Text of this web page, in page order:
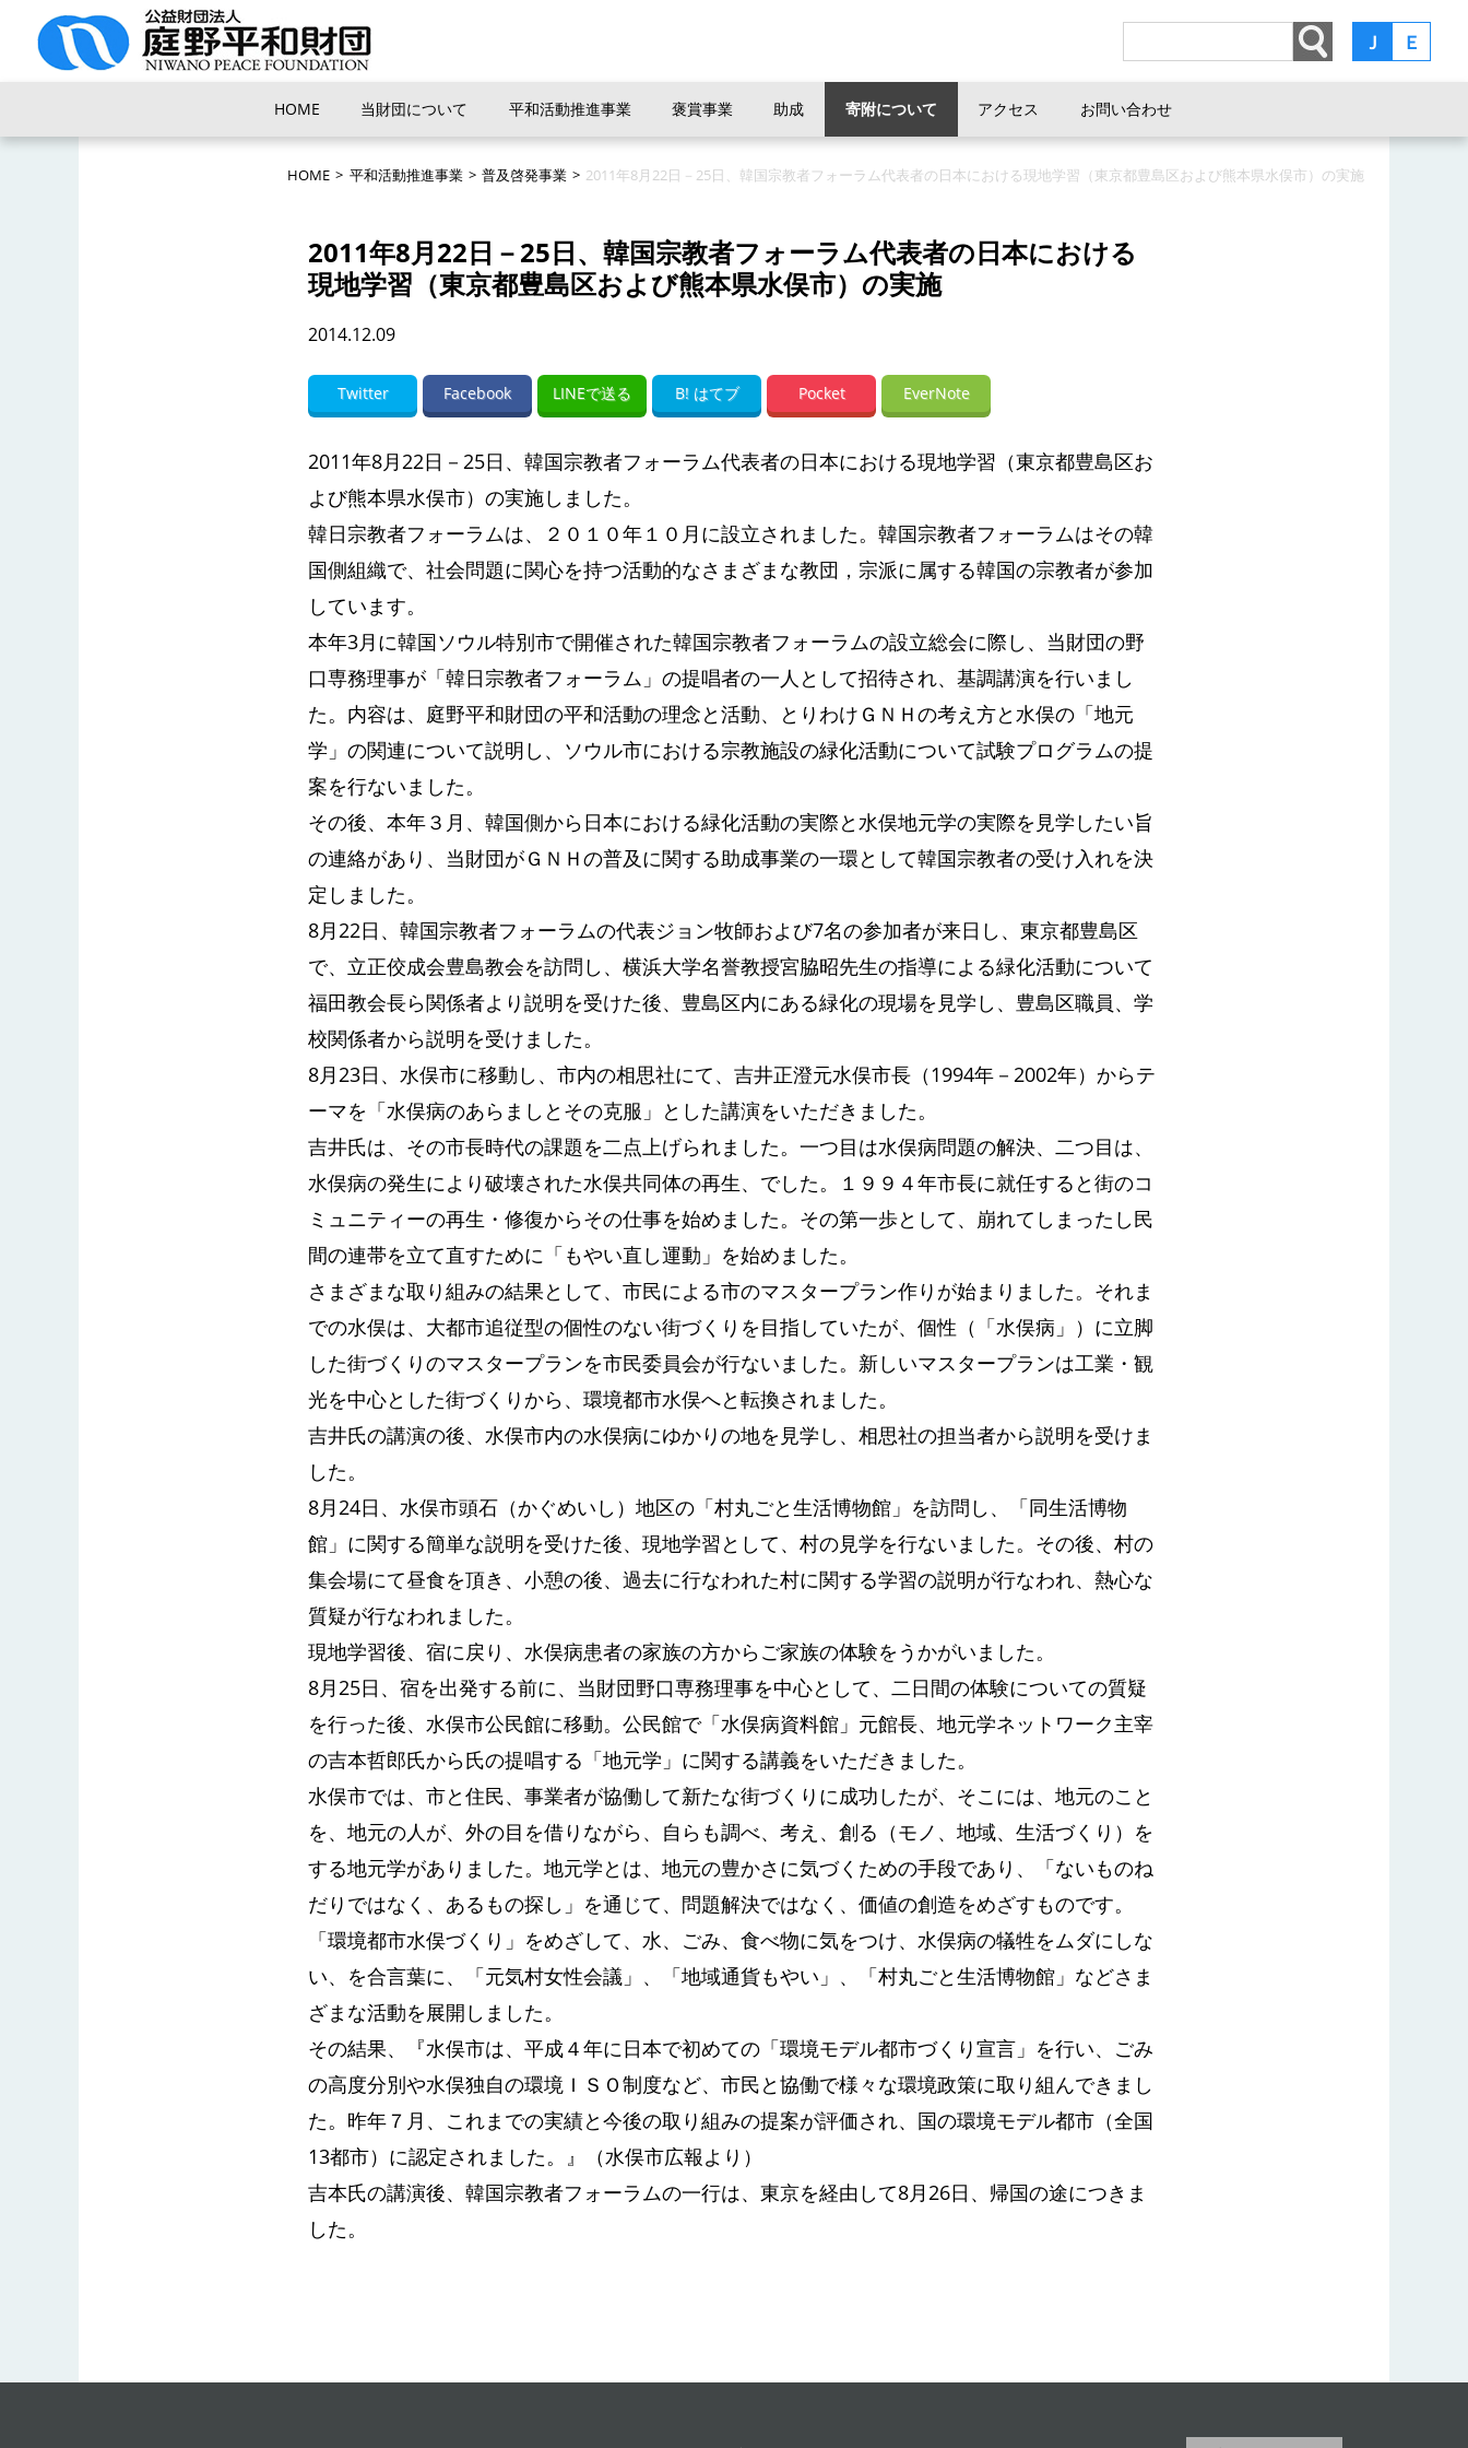
Ｊ Ｅ
HOME 当財団について 平和活動推進事業 褒賞事業 助成 寄附について アクセス お問い合わせ
HOME > 平和活動推進事業 > 普及啓発事業 > 2011年8月22日－25日、韓国宗教者フォーラム代表者の日本における現地学習（東京都豊島区および熊本県水俣市）の実施
2011年8月22日－25日、韓国宗教者フォーラム代表者の日本における
現地学習（東京都豊島区および熊本県水俣市）の実施
2014.12.09
Twitter Facebook LINEで送る B! はてブ Pocket EverNote
2011年8月22日－25日、韓国宗教者フォーラム代表者の日本における現地学習（東京都豊島区お
よび熊本県水俣市）の実施しました。
韓日宗教者フォーラムは、２０１０年１０月に設立されました。韓国宗教者フォーラムはその韓
国側組織で、社会問題に関心を持つ活動的なさまざまな教団，宗派に属する韓国の宗教者が参加
しています。
本年3月に韓国ソウル特別市で開催された韓国宗教者フォーラムの設立総会に際し、当財団の野
口専務理事が「韓日宗教者フォーラム」の提唱者の一人として招待され、基調講演を行いまし
た。内容は、庭野平和財団の平和活動の理念と活動、とりわけＧＮＨの考え方と水俣の「地元
学」の関連について説明し、ソウル市における宗教施設の緑化活動について試験プログラムの提
案を行ないました。
その後、本年３月、韓国側から日本における緑化活動の実際と水俣地元学の実際を見学したい旨
の連絡があり、当財団がＧＮＨの普及に関する助成事業の一環として韓国宗教者の受け入れを決
定しました。
8月22日、韓国宗教者フォーラムの代表ジョン牧師および7名の参加者が来日し、東京都豊島区
で、立正佼成会豊島教会を訪問し、横浜大学名誉教授宮脇昭先生の指導による緑化活動について
福田教会長ら関係者より説明を受けた後、豊島区内にある緑化の現場を見学し、豊島区職員、学
校関係者から説明を受けました。
8月23日、水俣市に移動し、市内の相思社にて、吉井正澄元水俣市長（1994年－2002年）からテ
ーマを「水俣病のあらましとその克服」とした講演をいただきました。
吉井氏は、その市長時代の課題を二点上げられました。一つ目は水俣病問題の解決、二つ目は、
水俣病の発生により破壊された水俣共同体の再生、でした。１９９４年市長に就任すると街のコ
ミュニティーの再生・修復からその仕事を始めました。その第一歩として、崩れてしまったし民
間の連帯を立て直すために「もやい直し運動」を始めました。
さまざまな取り組みの結果として、市民による市のマスタープラン作りが始まりました。それま
での水俣は、大都市追従型の個性のない街づくりを目指していたが、個性（「水俣病」）に立脚
した街づくりのマスタープランを市民委員会が行ないました。新しいマスタープランは工業・観
光を中心とした街づくりから、環境都市水俣へと転換されました。
吉井氏の講演の後、水俣市内の水俣病にゆかりの地を見学し、相思社の担当者から説明を受けま
した。
8月24日、水俣市頭石（かぐめいし）地区の「村丸ごと生活博物館」を訪問し、「同生活博物
館」に関する簡単な説明を受けた後、現地学習として、村の見学を行ないました。その後、村の
集会場にて昼食を頂き、小憩の後、過去に行なわれた村に関する学習の説明が行なわれ、熱心な
質疑が行なわれました。
現地学習後、宿に戻り、水俣病患者の家族の方からご家族の体験をうかがいました。
8月25日、宿を出発する前に、当財団野口専務理事を中心として、二日間の体験についての質疑
を行った後、水俣市公民館に移動。公民館で「水俣病資料館」元館長、地元学ネットワーク主宰
の吉本哲郎氏から氏の提唱する「地元学」に関する講義をいただきました。
水俣市では、市と住民、事業者が協働して新たな街づくりに成功したが、そこには、地元のこと
を、地元の人が、外の目を借りながら、自らも調べ、考え、創る（モノ、地域、生活づくり）を
する地元学がありました。地元学とは、地元の豊かさに気づくための手段であり、「ないものね
だりではなく、あるもの探し」を通じて、問題解決ではなく、価値の創造をめざすものです。
「環境都市水俣づくり」をめざして、水、ごみ、食べ物に気をつけ、水俣病の犠牲をムダにしな
い、を合言葉に、「元気村女性会議」、「地域通貨もやい」、「村丸ごと生活博物館」などさま
ざまな活動を展開しました。
その結果、『水俣市は、平成４年に日本で初めての「環境モデル都市づくり宣言」を行い、ごみ
の高度分別や水俣独自の環境ＩＳＯ制度など、市民と協働で様々な環境政策に取り組んできまし
た。昨年７月、これまでの実績と今後の取り組みの提案が評価され、国の環境モデル都市（全国
13都市）に認定されました。』（水俣市広報より）
吉本氏の講演後、韓国宗教者フォーラムの一行は、東京を経由して8月26日、帰国の途につきま
した。